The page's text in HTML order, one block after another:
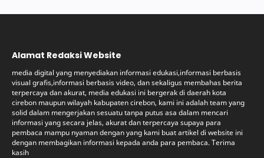
Alamat Redaksi Website
media digital yang menyediakan informasi edukasi,informasi berbasis
visual grafis,informasi berbasis video, dan sekaligus membahas berita
terpercaya dan akurat, media edukasi ini bergerak di daerah kota
cirebon maupun wilayah kabupaten cirebon, kami ini adalah team yang
solid dalam mengerjakan sesuatu tanpa putus asa dalam mencari
informasi yang secara jelas, akurat dan terpercaya supaya para
pembaca mampu nyaman dengan yang kami buat artikel di website ini
dengan membagikan informasi kepada anda para pembaca. Terima
kasih